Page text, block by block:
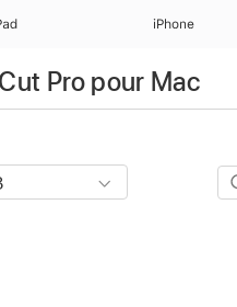
iPhone
Pro pour Mac